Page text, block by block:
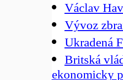
Václav
Vývoz
Ukradená
Britská
ekonomicky